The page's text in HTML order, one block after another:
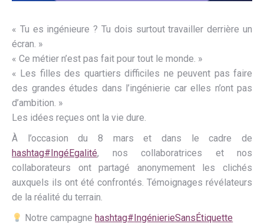
« Tu es ingénieure ? Tu dois surtout travailler derrière un
écran. »
« Ce métier n’est pas fait pour tout le monde. »
« Les filles des quartiers difficiles ne peuvent pas faire
des grandes études dans l’ingénierie car elles n’ont pas
d’ambition. »
Les idées reçues ont la vie dure.
À l’occasion du 8 mars et dans le cadre de
hashtag#IngéEgalité, nos collaboratrices et nos
collaborateurs ont partagé anonymement les clichés
auxquels ils ont été confrontés. Témoignages révélateurs
de la réalité du terrain.
Notre campagnehashtag#IngénierieSansÉtiquette